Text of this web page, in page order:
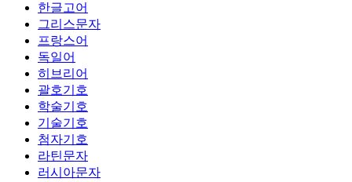
한글고어
그리스문자
프랑스어
독일어
히브리어
괄호기호
학술기호
기술기호
첨자기호
라틴문자
러시아문자